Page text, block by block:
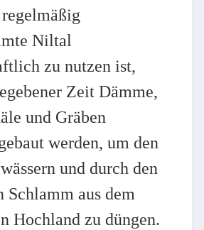
Niltal
zu nutzen ist,
Zeit Dämme,
und Gräben
werden, um den
und durch den
aus dem
Hochland zu düngen.